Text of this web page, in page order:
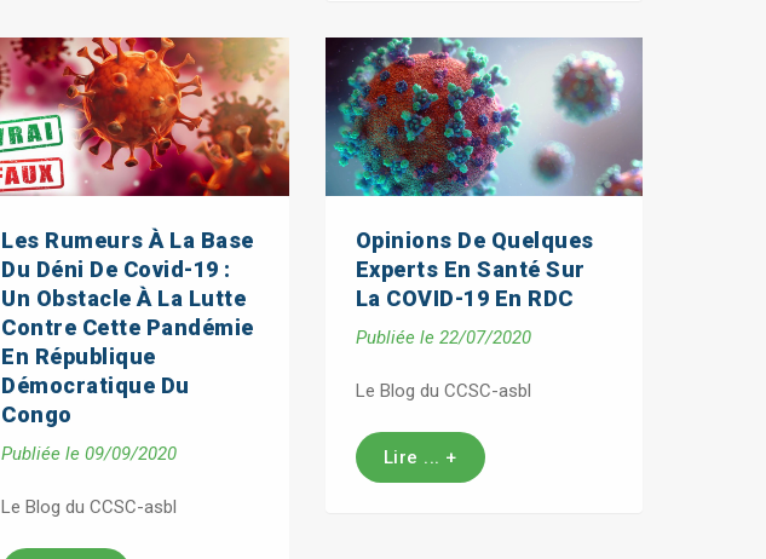
Les Rumeurs À La Base
Du Déni De Covid-19 :
Un Obstacle À La Lutte
Contre Cette Pandémie
En République
Démocratique Du
Congo
Publiée le 09/09/2020
Le Blog du CCSC-asbl
Opinions De Quelques
Experts En Santé Sur
La COVID-19 En RDC
Publiée le 22/07/2020
Le Blog du CCSC-asbl
Lire ... +